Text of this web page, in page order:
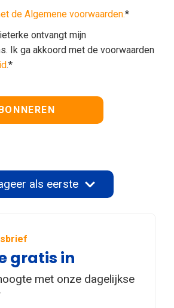
de Algemene voorwaarden.*
ontvangt mijn
Ik ga akkoord met de voorwaarden
.*
als eerste
gratis in
met onze dagelijkse